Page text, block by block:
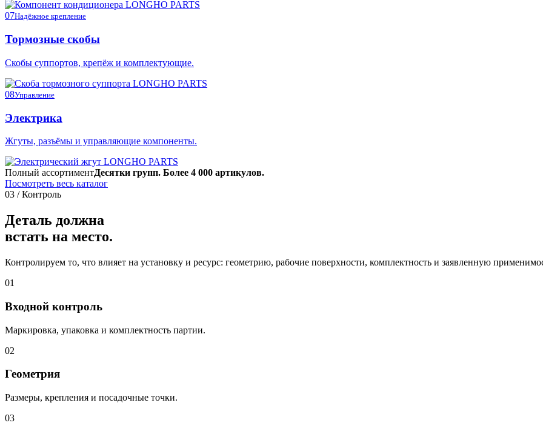
07Надёжное крепление
Тормозные скобы
Скобы суппортов, крепёж и комплектующие.
08Управление
Электрика
Жгуты, разъёмы и управляющие компоненты.
Полный ассортиментДесятки групп. Более 4 000 артикулов.
Посмотреть весь каталог
03 / Контроль
Деталь должна
встать на место.
Контролируем то, что влияет на установку и ресурс: геометрию, рабочие поверхности, комплектность и заявленную
01
Входной контроль
Маркировка, упаковка и комплектность партии.
02
Геометрия
Размеры, крепления и посадочные точки.
03